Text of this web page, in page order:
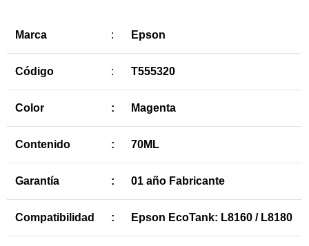
Marca : Epson
Código : T555320
Color : Magenta
Contenido : 70ML
Garantía : 01 año Fabricante
Compatibilidad : Epson EcoTank: L8160 / L8180